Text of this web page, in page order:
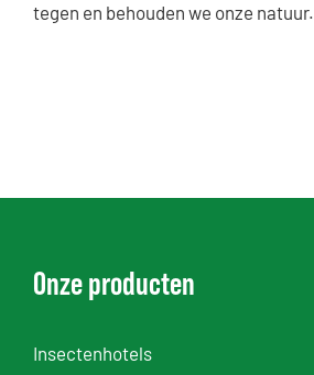
tegen en behouden we onze natuur.
Onze producten
Insectenhotels